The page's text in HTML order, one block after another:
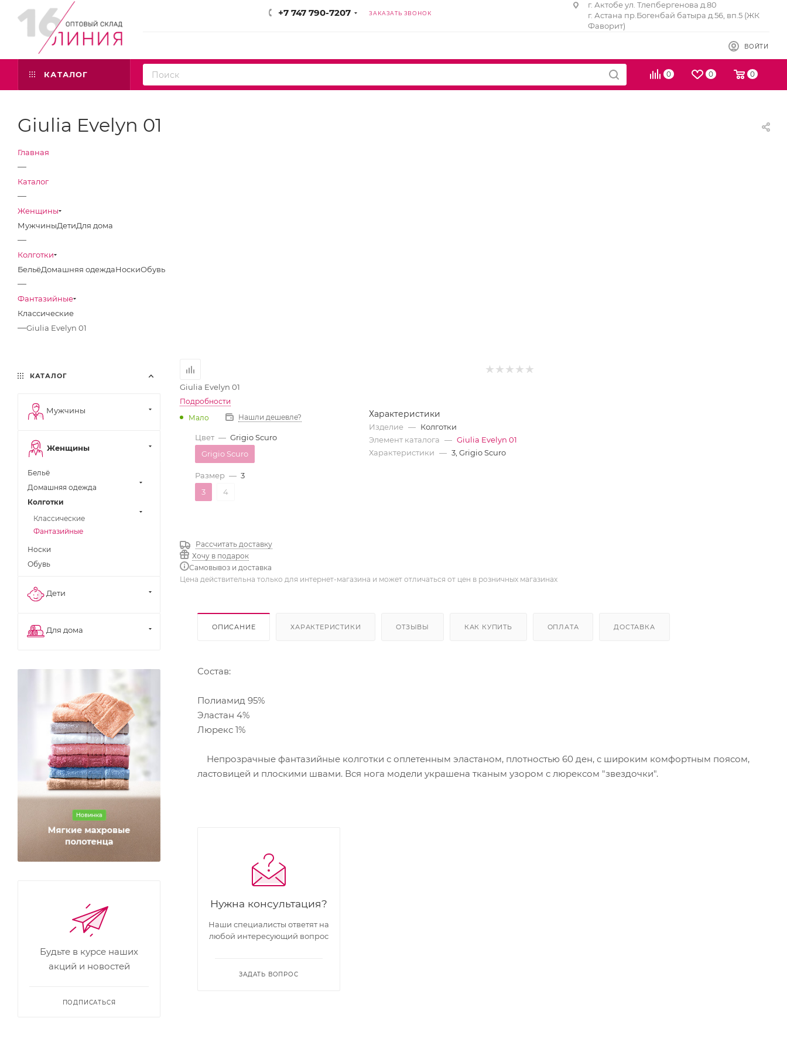
+7 747 790-7207 ЗАКАЗАТЬ ЗВОНОК
г. Актобе ул. Тлепбергенова д.80
г. Астана пр.Богенбай батыра д.56, вп.5 (ЖК
Фаворит)
ВОЙТИ
0 0 0
КАТАЛОГ
Giulia Evelyn 01
Главная
—
Каталог
—
Женщины
МужчиныДетиДля дома
—
Колготки
БельёДомашняя одеждаНоскиОбувь
—
Фантазийные
Классические
—Giulia Evelyn 01
Giulia Evelyn 01
Подробности
Мало
Нашли дешевле?
Цвет — Grigio Scuro
Grigio Scuro
Размер — 3
3
4
Рассчитать доставку
Хочу в подарок
Самовывоз и доставка
Характеристики
Изделие — Колготки
Элемент каталога — Giulia Evelyn 01
Характеристики — 3, Grigio Scuro
Цена действительна только для интернет-магазина и может отличаться от цен в розничных магазинах
ОПИСАНИЕ ХАРАКТЕРИСТИКИ ОТЗЫВЫ КАК КУПИТЬ ОПЛАТА ДОСТАВКА
Состав:
Полиамид 95%
Эластан 4%
Люрекс 1%
Непрозрачные фантазийные колготки с оплетенным эластаном, плотностью 60 ден, с широким комфортным поясом,
ластовицей и плоскими швами. Вся нога модели украшена тканым узором с люрексом "звездочки".
Нужна консультация?
Наши специалисты ответят на
любой интересующий вопрос
ЗАДАТЬ ВОПРОС
КАТАЛОГ
Мужчины
Женщины
Бельё
Домашняя одежда
Колготки
Классические
Фантазийные
Носки
Обувь
Дети
Для дома
Будьте в курсе наших
акций и новостей
ПОДПИСАТЬСЯ